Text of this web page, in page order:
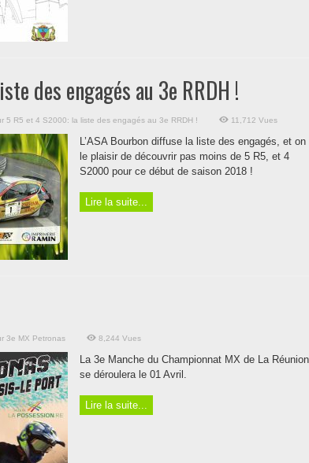
des engagés au 3e RRDH !
5 R5 et 4 S2000: la liste des engagés au 3e RRDH ! 11,712 Vues
L’ASA Bourbon diffuse la liste des engagés, et on
le plaisir de découvrir pas moins de 5 R5, et 4
S2000 pour ce début de saison 2018 !
Lire la suite...
3e MX Petronas 8,244 Vues
La 3e Manche du Championnat MX de La Réunion
se déroulera le 01 Avril.
Lire la suite...